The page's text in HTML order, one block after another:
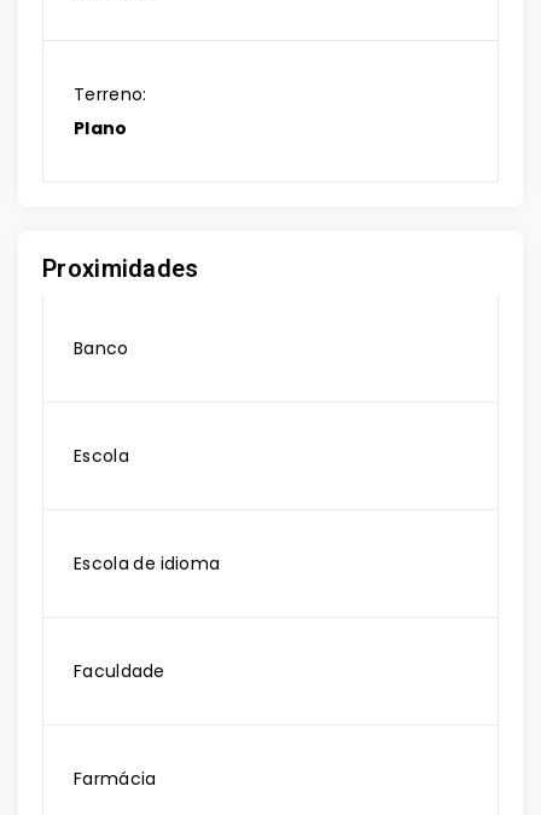
Terreno:
Plano
Proximidades
Banco
Escola
Escola de idioma
Faculdade
Farmácia